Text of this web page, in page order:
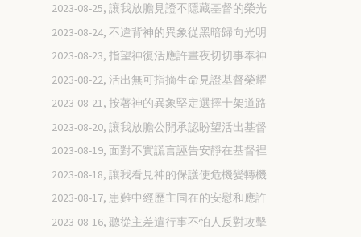
2023-08-25, 讓我放膽見證不隱藏基督的榮光
2023-08-24, 不違背神的異象從黑暗歸向光明
2023-08-23, 指望神復活應許晝夜切切事奉神
2023-08-22, 活出無可指摘生命見證基督榮耀
2023-08-21, 按著神的異象堅定選擇十架道路
2023-08-20, 讓我放膽公開承認盼望活出基督
2023-08-19, 面對不實謊言誣告安靜在基督裡
2023-08-18, 讓我看見神的保護使危機變轉機
2023-08-17, 患難中經歷主同在的安慰和應許
2023-08-16, 聽從主差遣行事不怕人反對攻擊